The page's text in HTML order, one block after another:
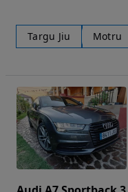
Targu Jiu Motru